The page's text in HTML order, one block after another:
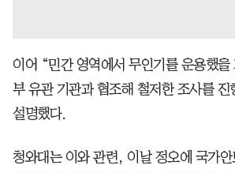
이어 “민간 영역에서 무인기를 운용했을
부 유관 기관과 협조해 철저한 조사를 진
설명했다.
청와대는 이와 관련, 이날 정오에 국가